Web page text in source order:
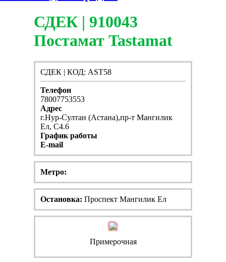
СДЕК | 910043
Постамат Tastamat
СДЕК | КОД: AST58
Телефон
78007753553
Адрес
г.Нур-Султан (Астана),пр-т Мангилик
Ел, С4.6
График работы
E-mail
Метро:
Остановка: Проспект Мангилик Ел
Примерочная